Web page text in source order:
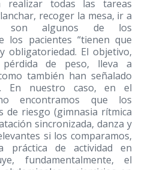
realizar todas las tareas
recoger la mesa, ir a
son algunos de los
los pacientes “tienen que
obligatoriedad. El objetivo,
de peso, lleva a
también han señalado
. En nuestro caso, en el
encontramos que los
de riesgo (gimnasia rítmica
sincronizada, danza y
si los comparamos,
práctica de actividad en
fundamentalmente, el